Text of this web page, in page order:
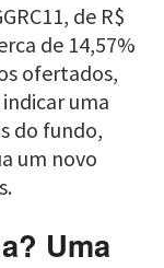
de R$
de 14,57%
ofertados,
uma
do fundo,
um novo
Uma